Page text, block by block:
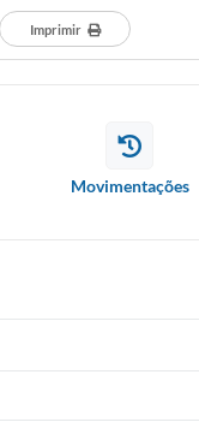
Imprimir
Movimentações